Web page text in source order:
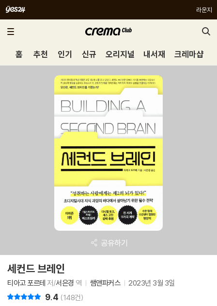
라운지
홈 추천 인기 신규 오리지널 내서재 크레마샵
공유하기
세컨드 브레인
티아고 포르테 저/서은경 역 쌤앤파커스 2023년 3월 3일
9.4 (148건)